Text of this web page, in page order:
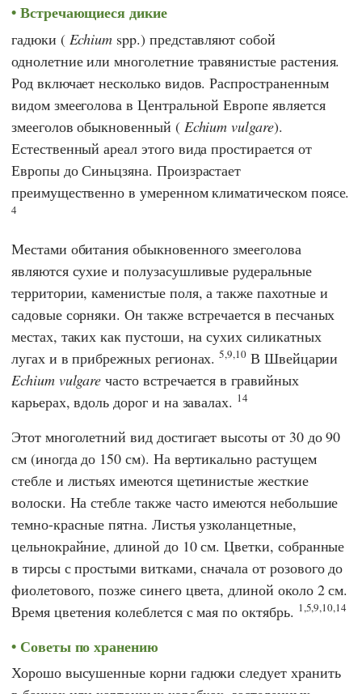
Встречающиеся дикие
гадюки ( Echium spp.) представляют собой
однолетние или многолетние травянистые растения.
Род включает несколько видов. Распространенным
видом змееголова в Центральной Европе является
змееголов обыкновенный ( Echium vulgare).
Естественный ареал этого вида простирается от
Европы до Синьцзяна. Произрастает
преимущественно в умеренном климатическом поясе.
4
Местами обитания обыкновенного змееголова
являются сухие и полузасушливые рудеральные
территории, каменистые поля, а также пахотные и
садовые сорняки. Он также встречается в песчаных
местах, таких как пустоши, на сухих силикатных
лугах и в прибрежных регионах.5,9,10 В Швейцарии
Echium vulgare часто встречается в гравийных
карьерах, вдоль дорог и на завалах. 14
Этот многолетний вид достигает высоты от 30 до 90
см (иногда до 150 см). На вертикально растущем
стебле и листьях имеются щетинистые жесткие
волоски. На стебле также часто имеются небольшие
темно-красные пятна. Листья узколанцетные,
цельнокрайние, длиной до 10 см. Цветки, собранные
в тирсы с простыми витками, сначала от розового до
фиолетового, позже синего цвета, длиной около 2 см.
Время цветения колеблется с мая по октябрь. 1,5,9,10,14
Советы по хранению
Хорошо высушенные корни гадюки следует хранить